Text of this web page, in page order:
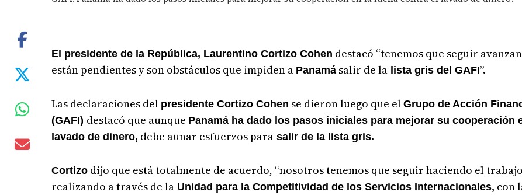
El presidente de la República, Laurentino Cortizo Cohen destacó “tenemos que seguir
están pendientes y son obstáculos que impiden a Panamá salir de la lista gris del GAFI”.
Las declaraciones del presidente Cortizo Cohen se dieron luego que elGrupo de Acción
(GAFI) destacó que aunque Panamá ha dado los pasos iniciales para mejorar su cooperación
lavado de dinero, debe aunar esfuerzos para salir de la lista gris.
Cortizo dijo que está totalmente de acuerdo, “nosotros tenemos que seguir haciendo el
realizando a través de la Unidad para la Competitividad de los Servicios Internacionales, con